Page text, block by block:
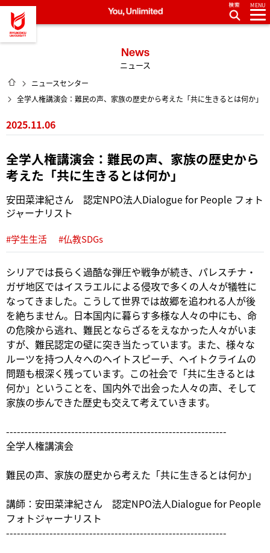
龍谷大学 You, Unlimited
MENU
News
ニュース
HOME
ニュースセンター
全学人権講演会：難民の声、家族の歴史から考えた「共に生きるとは何か」
2025.11.06
全学人権講演会：難民の声、家族の歴史から
考えた「共に生きるとは何か」
安田菜津紀さん 認定NPO法人Dialogue for People フォト
ジャーナリスト
#学生生活 #仏教SDGs
シリアでは長らく過酷な弾圧や戦争が続き、パレスチナ・
ガザ地区ではイスラエルによる侵攻で多くの人々が犠牲に
なってきました。こうして世界では故郷を追われる人が後
を絶ちません。日本国内に暮らす多様な人々の中にも、命
の危険から逃れ、難民とならざるをえなかった人々がいま
すが、難民認定の壁に突き当たっています。また、様々な
ルーツを持つ人々へのヘイトスピーチ、ヘイトクライムの
問題も根深く残っています。この社会で「共に生きるとは
何か」ということを、国内外で出会った人々の声、そして
家族の歩んできた歴史も交えて考えていきます。
-------------------------------------------------------------
全学人権講演会
難民の声、家族の歴史から考えた「共に生きるとは何か」
講師：安田菜津紀さん 認定NPO法人Dialogue for People
フォトジャーナリスト
-------------------------------------------------------------